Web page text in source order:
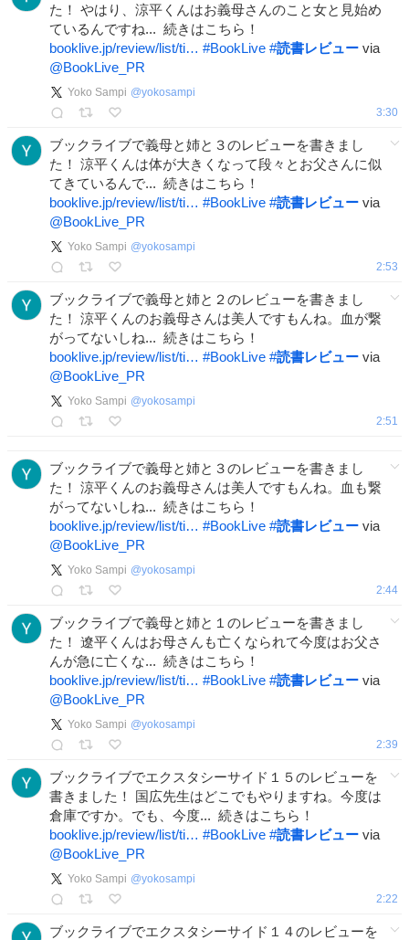
た！ やはり、涼平くんはお義母さんのこと女と見始め
ているんですね... 続きはこちら！
booklive.jp/review/list/ti… #BookLive #読書レビュー via
@BookLive_PR
Yoko Sampi @yokosampi
3:30
ブックライブで義母と姉と３のレビューを書きまし
た！ 涼平くんは体が大きくなって段々とお父さんに似
てきているんで... 続きはこちら！
booklive.jp/review/list/ti… #BookLive #読書レビュー via
@BookLive_PR
Yoko Sampi @yokosampi
2:53
ブックライブで義母と姉と２のレビューを書きまし
た！ 涼平くんのお義母さんは美人ですもんね。血が繋
がってないしね... 続きはこちら！
booklive.jp/review/list/ti… #BookLive #読書レビュー via
@BookLive_PR
Yoko Sampi @yokosampi
2:51
ブックライブで義母と姉と３のレビューを書きまし
た！ 涼平くんのお義母さんは美人ですもんね。血も繋
がってないしね... 続きはこちら！
booklive.jp/review/list/ti… #BookLive #読書レビュー via
@BookLive_PR
Yoko Sampi @yokosampi
2:44
ブックライブで義母と姉と１のレビューを書きまし
た！ 遼平くんはお母さんも亡くなられて今度はお父さ
んが急に亡くな... 続きはこちら！
booklive.jp/review/list/ti… #BookLive #読書レビュー via
@BookLive_PR
Yoko Sampi @yokosampi
2:39
ブックライブでエクスタシーサイド１５のレビューを
書きました！ 国広先生はどこでもやりますね。今度は
倉庫ですか。でも、今度... 続きはこちら！
booklive.jp/review/list/ti… #BookLive #読書レビュー via
@BookLive_PR
Yoko Sampi @yokosampi
2:22
ブックライブでエクスタシーサイド１４のレビューを